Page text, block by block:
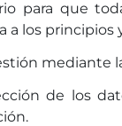
para que
a los principios
mediante
de los